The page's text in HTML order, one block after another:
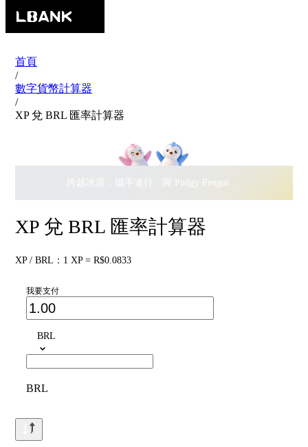
首頁
/
數字貨幣計算器
/
XP 兌 BRL 匯率計算器
跨越冰原，攜手遠行 · 與 Pudgy Penguins 搖擺瓜分
XP 兌 BRL 匯率計算器
XP / BRL：1 XP = R$0.0833
我要支付
BRL
BRL